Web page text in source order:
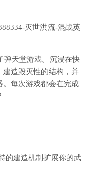
弹天堂游戏。沉浸在快
建造毁灭性的结构，并
。每次游戏都会在完成
的建造机制扩展你的武